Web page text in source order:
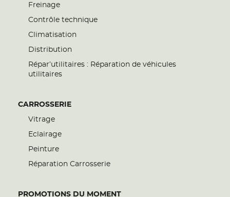
Freinage
Contrôle technique
Climatisation
Distribution
Répar’utilitaires : Réparation de véhicules
utilitaires
CARROSSERIE
Vitrage
Eclairage
Peinture
Réparation Carrosserie
PROMOTIONS DU MOMENT